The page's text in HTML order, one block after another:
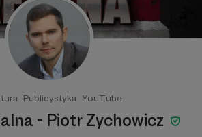
Publicystyka YouTube
- Piotr Zychowicz